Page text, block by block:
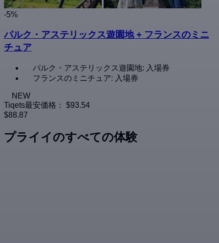
-5%
パルク・アステリックス遊園地 + フランスのミニ
チュア
パルク・アステリックス遊園地: 入場券
フランスのミニチュア: 入場券
NEW
Tiqets最安価格：
$93.54
$88.87
プライイのすべての体験